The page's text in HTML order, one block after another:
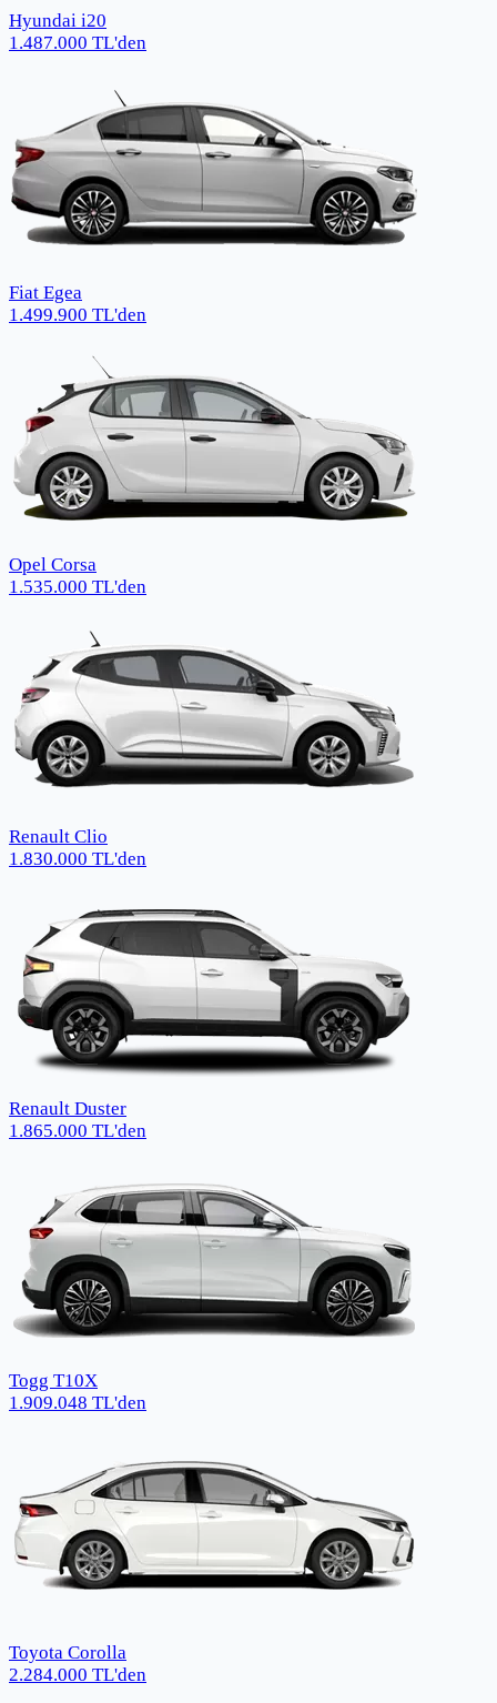
Hyundai i20
1.487.000 TL'den
Fiat Egea
1.499.900 TL'den
Opel Corsa
1.535.000 TL'den
Renault Clio
1.830.000 TL'den
Renault Duster
1.865.000 TL'den
Togg T10X
1.909.048 TL'den
Toyota Corolla
2.284.000 TL'den